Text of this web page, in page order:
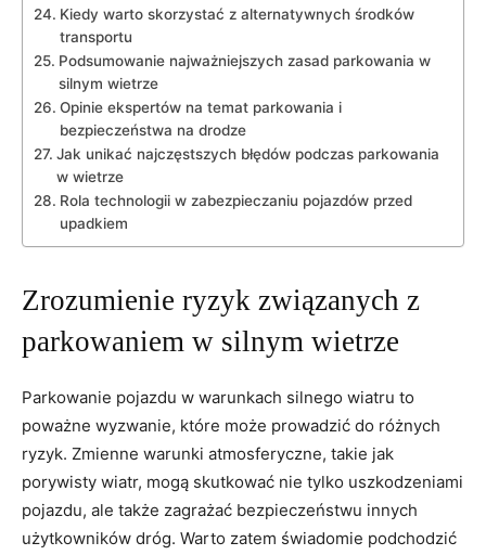
Kiedy warto skorzystać⁢ z alternatywnych środków
transportu
Podsumowanie⁣ najważniejszych ⁣zasad⁤ parkowania w
silnym wietrze
Opinie ekspertów na ⁤temat parkowania i
bezpieczeństwa ‍na drodze
Jak unikać najczęstszych błędów​ podczas ​parkowania⁤
w wietrze
Rola ⁢technologii w‌ zabezpieczaniu⁤ pojazdów przed‍
upadkiem
Zrozumienie ryzyk związanych​ z
parkowaniem w silnym wietrze
Parkowanie pojazdu ‌w warunkach ⁤silnego wiatru to
poważne wyzwanie,‍ które ⁢może prowadzić do różnych
ryzyk.⁢ Zmienne warunki atmosferyczne, takie jak
porywisty wiatr, mogą⁢ skutkować nie ‍tylko uszkodzeniami
pojazdu, ale także zagrażać bezpieczeństwu⁣ innych
użytkowników‍ dróg. ⁢Warto zatem świadomie podchodzić